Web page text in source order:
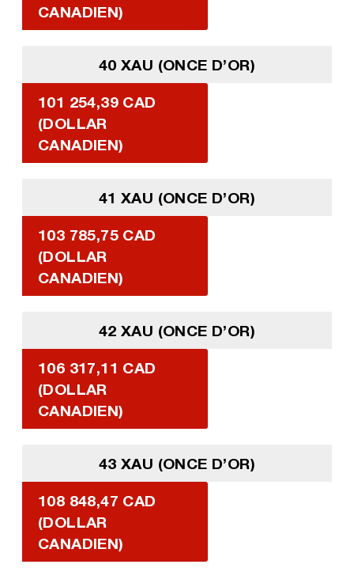
CANADIEN)
40 XAU (ONCE D’OR)
101 254,39 CAD
(DOLLAR
CANADIEN)
41 XAU (ONCE D’OR)
103 785,75 CAD
(DOLLAR
CANADIEN)
42 XAU (ONCE D’OR)
106 317,11 CAD
(DOLLAR
CANADIEN)
43 XAU (ONCE D’OR)
108 848,47 CAD
(DOLLAR
CANADIEN)